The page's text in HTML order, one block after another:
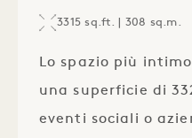
3315 sq.ft. | 308 sq.m.
Lo spazio più
una superficie di
eventi sociali o